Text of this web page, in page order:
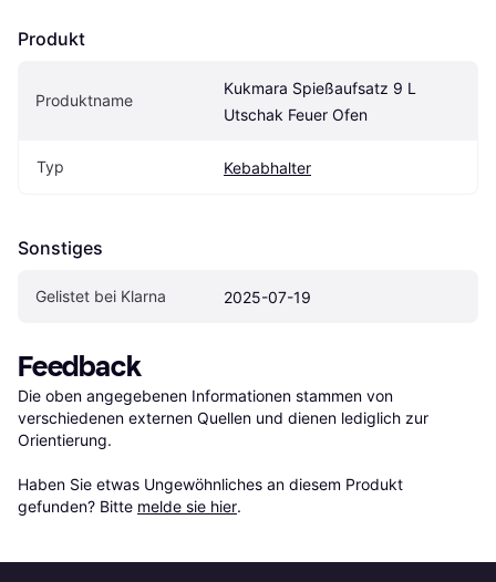
Produkt
Produktname
Kukmara Spießaufsatz 9 L
Utschak Feuer Ofen
Typ Kebabhalter
Sonstiges
Gelistet bei Klarna 2025-07-19
Feedback
Die oben angegebenen Informationen stammen von
verschiedenen externen Quellen und dienen lediglich zur
Orientierung.
Haben Sie etwas Ungewöhnliches an diesem Produkt
gefunden? Bitte melde sie hier.